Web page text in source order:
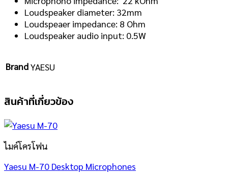
Loudspeaker diameter: 32mm
Loudspeaer impedance: 8 Ohm
Loudspeaker audio input: 0.5W
BrandYAESU
สินค้าที่เกี่ยวข้อง
ไมค์โครโฟน
Yaesu M-70 Desktop Microphones